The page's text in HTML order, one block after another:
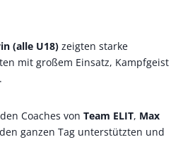
(alle U18) zeigten starke
mit großem Einsatz, Kampfgeist
Coaches von Team ELIT, Max
ganzen Tag unterstützten und